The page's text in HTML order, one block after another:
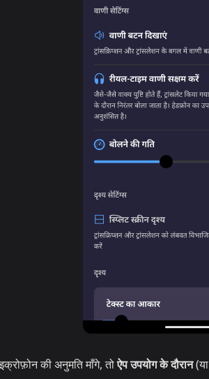
की अनुमति माँगे, तोऐप उपयोग के दौरान(या